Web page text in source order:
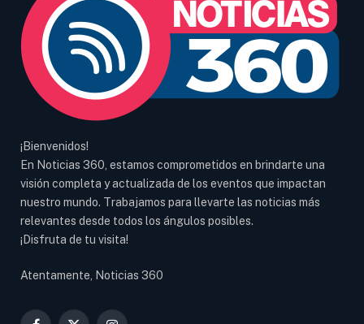
¡Bienvenidos!
En Noticias 360, estamos comprometidos en brindarte una
visión completa y actualizada de los eventos que impactan
nuestro mundo. Trabajamos para llevarte las noticias más
relevantes desde todos los ángulos posibles.
¡Disfruta de tu visita!
Atentamente, Noticias 360